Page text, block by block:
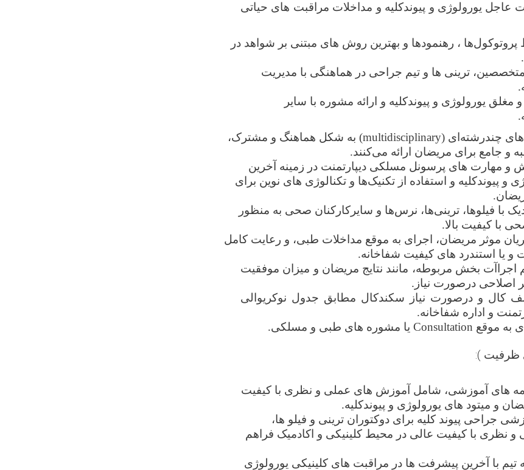
عاجل یورولوژی و پیوندکلیه و مداخلات مراقبت های حیاتی
، رهنمودها و بهترین روش های مبتنی بر شواهد در
.
ترینی ها و تیم جراحی در هماهنگی با مدیریت
.
مغلق یورولوژی و پیوندکلیه و ارائه مشوره با سایر
های چندرشته‌ای (multidisciplinary) به‌ شکل هماهنگ و مشترک،
و جامع برای مریضان ارائه می‌کنند.
و مهارت‌ های پرسونل مسلکی دیپارتمنت در زمینه آخرین
و پیوندکلیه و استفاده از تکنیک‌ها و تکنالوژی ‌های نوین برای
.
با فیلوها، ترینی‌ها، نرس‌ها و سایرکارکنان صحی به منظور
با کیفیت بالا.
موثر مریضان، اجرای به ‌موقع مداخلات طبی، و رعایت کامل
و یا استندرد های کیفیت شفاخانه.
اجراآت بخش مربوطه، مانند نتایج مریضان و میزان موفقیت
اصلاحی درصورت نیاز.
کال و درصورت نیاز سکندکال مطابق جدول نوکریوالی
و اداره شفاخانه.
به موقع Consultation یا مشوره های طبی و مسلکی.
ظرفیت ):
های آموزشی، شامل آموزش های عملی و نظری با کیفیت
و میتود ‌های یورولوژی و پیوندکلیه.
جراحی پیوند کلیه برای دوکتوران ترینی و فیلو ها،
با کیفیت عالی در محیط کلینیکی و اکادمیک فراهم
تیم با آخرین پیشرفت ها در مراقبت های کلینیکی یورولوژی